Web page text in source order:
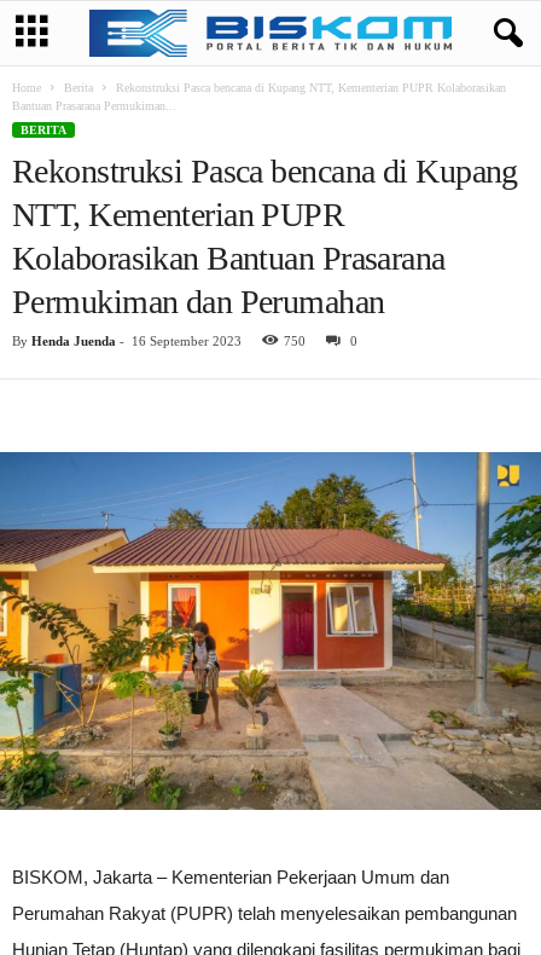
Home Berita
Rekonstruksi Pasca bencana di Kupang NTT, Kementerian PUPR Kolaborasikan
Bantuan Prasarana Permukiman...
BERITA
Rekonstruksi Pasca bencana di Kupang
NTT, Kementerian PUPR
Kolaborasikan Bantuan Prasarana
Permukiman dan Perumahan
By Henda Juenda - 16 September 2023 750 0
BISKOM, Jakarta – Kementerian Pekerjaan Umum dan
Perumahan Rakyat (PUPR) telah menyelesaikan pembangunan
Hunian Tetap (Huntap) yang dilengkapi fasilitas permukiman bagi